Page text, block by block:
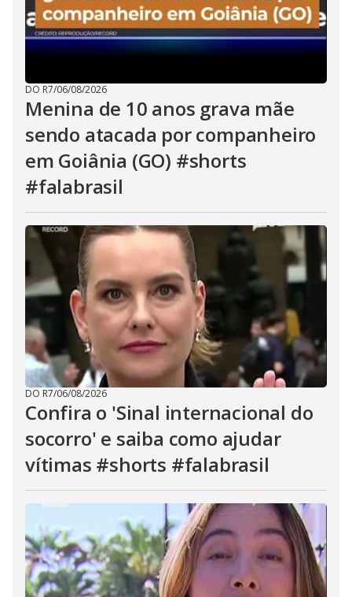
DO R7/06/08/2026
Menina de 10 anos grava mãe
sendo atacada por companheiro
em Goiânia (GO) #shorts
#falabrasil
DO R7/06/08/2026
Confira o 'Sinal internacional do
socorro' e saiba como ajudar
vítimas #shorts #falabrasil